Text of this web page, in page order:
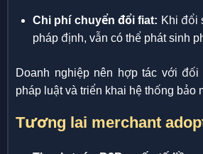
Chi phí chuyển đổi fiat: Khi đổi
pháp định, vẫn có thể phát sinh
Doanh nghiệp nên hợp tác với đối
pháp luật và triển khai hệ thống bảo
Tương lai merchant